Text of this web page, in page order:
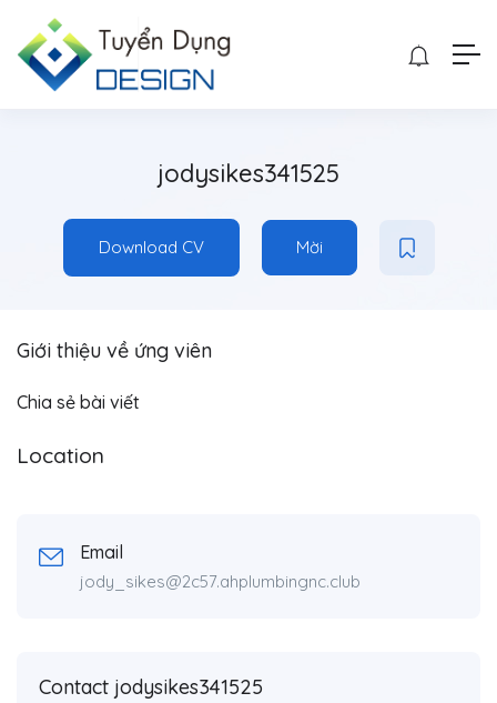
jodysikes341525
Download CV Mời
Giới thiệu về ứng viên
Chia sẻ bài viết
Location
Email
jody_sikes@2c57.ahplumbingnc.club
Contact jodysikes341525